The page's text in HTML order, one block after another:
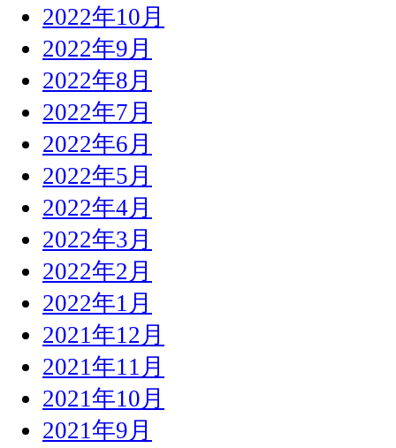
2022年10月
2022年9月
2022年8月
2022年7月
2022年6月
2022年5月
2022年4月
2022年3月
2022年2月
2022年1月
2021年12月
2021年11月
2021年10月
2021年9月